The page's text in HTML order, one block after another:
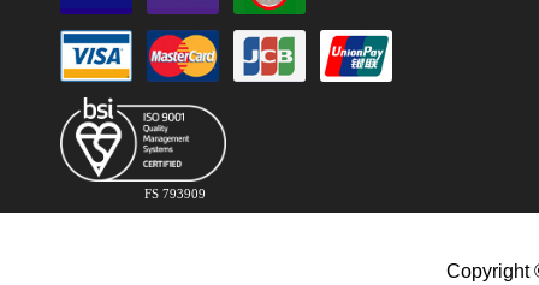
FS 793909
Copyright